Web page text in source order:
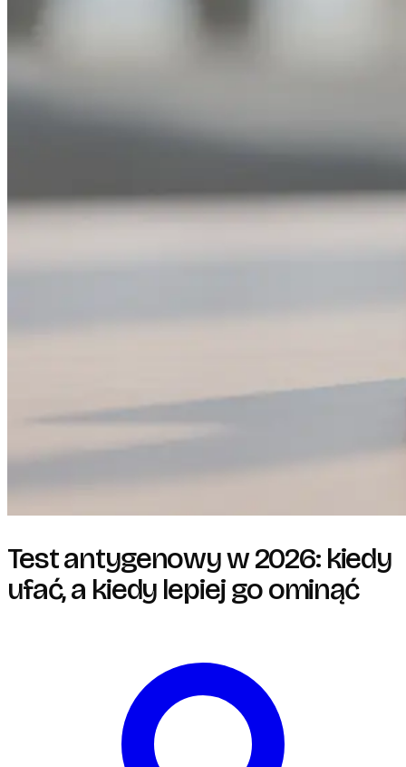
Test antygenowy w 2026: kiedy
ufać, a kiedy lepiej go ominąć